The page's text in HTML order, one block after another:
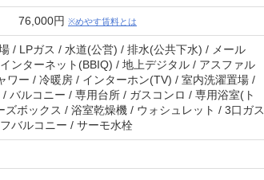
76,000円 ※めやす賃料とは
/ LPガス / 水道(公営) / 排水(公共下水) / メール
ンターネット(BBIQ) / 地上デジタル / アスファル
ワー / 冷暖房 / インターホン(TV) / 室内洗濯置場 /
バルコニー / 専用台所 / ガスコンロ / 専用浴室(ト
ボックス / 浴室乾燥機 / ウォシュレット / 3口ガス
バルコニー / サーモ水栓